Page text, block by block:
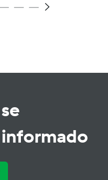
se
informado